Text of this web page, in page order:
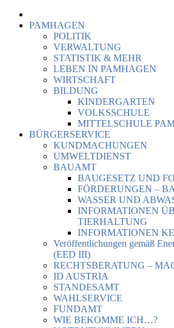
PAMHAGEN
POLITIK
VERWALTUNG
STATISTIK & MEHR
LEBEN IN PAMHAGEN
WIRTSCHAFT
BILDUNG
KINDERGARTEN
VOLKSSCHULE
MITTELSCHULE
BÜRGERSERVICE
KUNDMACHUNGEN
UMWELTDIENST
BAUAMT
BAUGESETZ UND
FÖRDERUNGEN –
WASSER UND
INFORMATIONEN
TIERHALTUNG
INFORMATIONEN
Veröffentlichungen gemäß
(EED III)
RECHTSBERATUNG –
ID AUSTRIA
STANDESAMT
WAHLSERVICE
FUNDAMT
WIE BEKOMME ICH…?